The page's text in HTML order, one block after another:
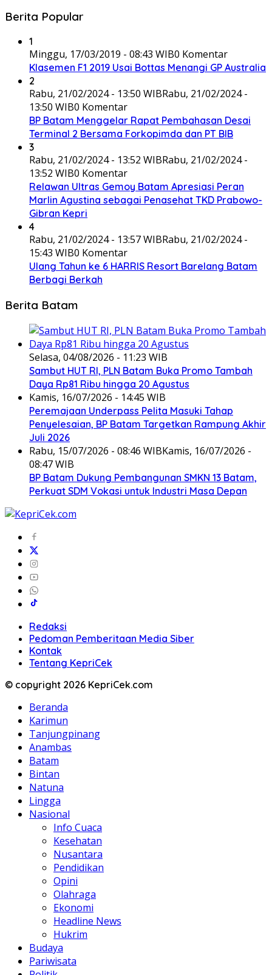
Berita Popular
1
Minggu, 17/03/2019 - 08:43 WIB0 Komentar
Klasemen F1 2019 Usai Bottas Menangi GP Australia
2
Rabu, 21/02/2024 - 13:50 WIBRabu, 21/02/2024 -
13:50 WIB0 Komentar
BP Batam Menggelar Rapat Pembahasan Desai
Terminal 2 Bersama Forkopimda dan PT BIB
3
Rabu, 21/02/2024 - 13:52 WIBRabu, 21/02/2024 -
13:52 WIB0 Komentar
Relawan Ultras Gemoy Batam Apresiasi Peran
Marlin Agustina sebagai Penasehat TKD Prabowo-
Gibran Kepri
4
Rabu, 21/02/2024 - 13:57 WIBRabu, 21/02/2024 -
15:43 WIB0 Komentar
Ulang Tahun ke 6 HARRIS Resort Barelang Batam
Berbagi Berkah
Berita Batam
Selasa, 04/08/2026 - 11:23 WIB
Sambut HUT RI, PLN Batam Buka Promo Tambah
Daya Rp81 Ribu hingga 20 Agustus
Kamis, 16/07/2026 - 14:45 WIB
Peremajaan Underpass Pelita Masuki Tahap
Penyelesaian, BP Batam Targetkan Rampung Akhir
Juli 2026
Rabu, 15/07/2026 - 08:46 WIBKamis, 16/07/2026 -
08:47 WIB
BP Batam Dukung Pembangunan SMKN 13 Batam,
Perkuat SDM Vokasi untuk Industri Masa Depan
Redaksi
Pedoman Pemberitaan Media Siber
Kontak
Tentang KepriCek
© copyright 2026 KepriCek.com
Beranda
Karimun
Tanjungpinang
Anambas
Batam
Bintan
Natuna
Lingga
Nasional
Info Cuaca
Kesehatan
Nusantara
Pendidikan
Opini
Olahraga
Ekonomi
Headline News
Hukrim
Budaya
Pariwisata